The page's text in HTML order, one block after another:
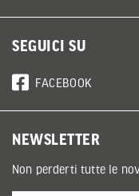
SEGUICI SU
FACEBOOK
NEWSLETTER
Non perderti tutte le